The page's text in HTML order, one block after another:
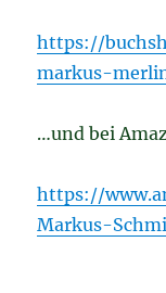
https://
markus-
…und bei
https://
Markus-